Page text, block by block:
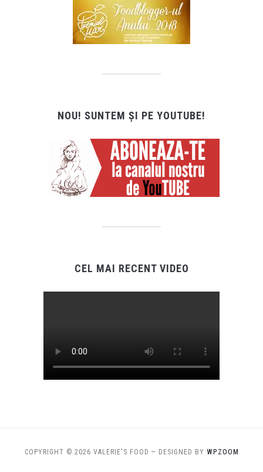
NOU! SUNTEM ȘI PE YOUTUBE!
CEL MAI RECENT VIDEO
COPYRIGHT © 2026 VALERIE'S FOOD — DESIGNED BY WPZOOM